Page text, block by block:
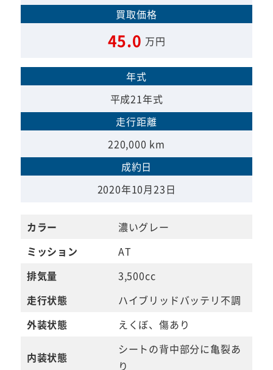
買取価格
45.0 万円
年式
平成21年式
走行距離
220,000 km
成約日
2020年10月23日
カラー
濃いグレー
ミッション
AT
排気量
3,500cc
走行状態
ハイブリッドバッテリ不調
外装状態
えくぼ、傷あり
内装状態
シートの背中部分に亀裂あ
り